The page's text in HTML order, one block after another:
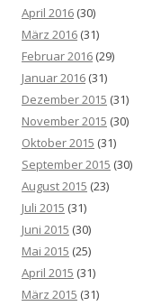
April 2016 (30)
März 2016 (31)
Februar 2016 (29)
Januar 2016 (31)
Dezember 2015 (31)
November 2015 (30)
Oktober 2015 (31)
September 2015 (30)
August 2015 (23)
Juli 2015 (31)
Juni 2015 (30)
Mai 2015 (25)
April 2015 (31)
März 2015 (31)